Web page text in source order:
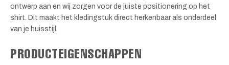
ontwerp aan en wij zorgen voor de juiste positionering op het
shirt. Dit maakt het kledingstuk direct herkenbaar als onderdeel
van je huisstijl.
PRODUCTEIGENSCHAPPEN